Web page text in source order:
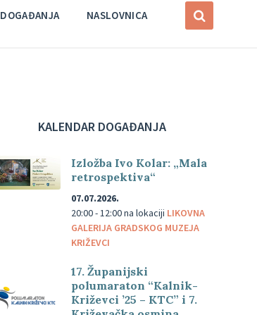
DOGAĐANJA NASLOVNICA
KALENDAR DOGAĐANJA
Izložba Ivo Kolar: „Mala
retrospektiva“
07.07.2026.
20:00 - 12:00na lokaciji LIKOVNA
GALERIJA GRADSKOG MUZEJA
KRIŽEVCI
17. Županijski
polumaraton “Kalnik-
Križevci ’25 – KTC” i 7.